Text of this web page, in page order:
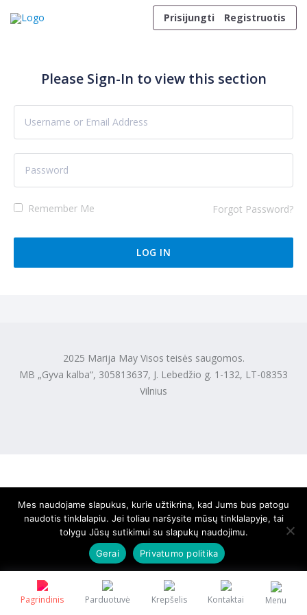
Prisijungti
Registruotis
Pagrindinis Parduotuvė Krepšelis Kontaktai Menu
Please Sign-In to view this section
Remember Me Forgot Password?
2025 Marija May Visos teisės saugomos.
MB „Gyva kalba“, 305813637, J. Lebedžio g. 1-132, LT-08353
Vilnius
Mes naudojame slapukus, kurie užtikrina, kad Jums bus patogu
naudotis tinklalapiu. Jei toliau naršysite mūsų tinklalapyje, tai
tolygu Jūsų sutikimui su slapukų naudojimu.
Gerai
Privatumo politika